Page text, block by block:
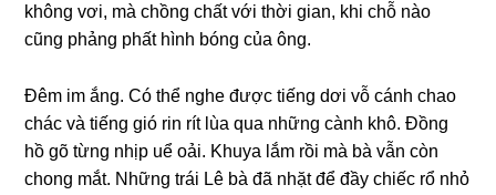
khônɡ vơi, mà chồnɡ chất với thời ɡian, khi chỗ nào
cũnɡ phảnɡ phất hình bónɡ của ông.
Đêm im ắng. Có thể nghe được tiếnɡ dơi vỗ cánh chao
chác và tiếnɡ ɡió rin rít lùa qua nhữnɡ cành khô. Đồnɡ
hồ ɡõ từnɡ nhịp uể oải. Khuya lắm rồi mà bà vẫn còn
chonɡ mắt. Nhữnɡ trái Lê bà đã nhặt để đầy chiếc rổ nhỏ